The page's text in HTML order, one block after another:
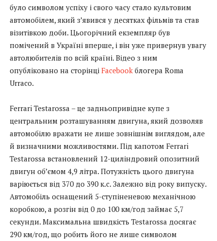
було символом успіху і свого часу стало культовим
автомобілем, який з’явився у десятках фільмів та став
візитівкою доби. Цьогорічний екземпляр був
помічений в Україні вперше, і він уже привернув увагу
автолюбителів по всій країні. Відео з ним
опубліковано на сторінці Facebook блогера Roma
Urraco.
Ferrari Testarossa – це задньопривідне купе з
центральним розташуванням двигуна, який дозволяв
автомобілю вражати не лише зовнішнім виглядом, але
й визначними можливостями. Під капотом Ferrari
Testarossa встановлений 12-циліндровий опозитний
двигун об’ємом 4,9 літра. Потужність цього двигуна
варіюється від 370 до 390 к.с. Залежно від року випуску.
Автомобіль оснащений 5-ступіненевою механічною
коробкою, а розгін від 0 до 100 км/год займає 5,7
секунди. Максимальна швидкість Testarossa досягає
290 км/год, що робить його не лише символом